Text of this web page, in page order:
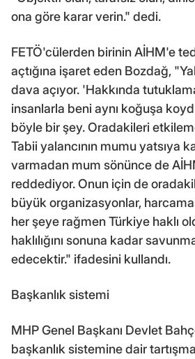
ona göre karar verin." dedi.
FETÖ'cülerden birinin AİHM'e
açtığına işaret eden Bozdağ,
dava açıyor. 'Hakkında
insanlarla beni aynı koğuşa
böyle bir şey. Oradakileri
Tabii yalancının mumu yatsıya
varmadan mum sönünce de
reddediyor. Onun için de
büyük organizasyonlar,
her şeye rağmen Türkiye haklı
haklılığını sonuna kadar
edecektir." ifadesini kullandı.
Başkanlık sistemi
MHP Genel Başkanı Devlet
başkanlık sistemine dair